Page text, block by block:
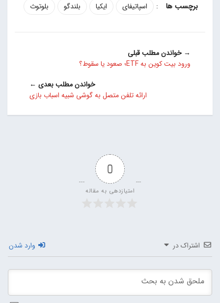
: اسپاتیفای ایکیا بلندگو بلوتوث
→ خواندن مطلب قبلی
ورود بیت کوین به ETF؛ صعود یا سقوط؟
خواندن مطلب بعدی ←
ارائه تلفن متصل به گوشی شبیه اسباب بازی
0
امتیازدهی به مقاله
اشتراک در وارد شدن